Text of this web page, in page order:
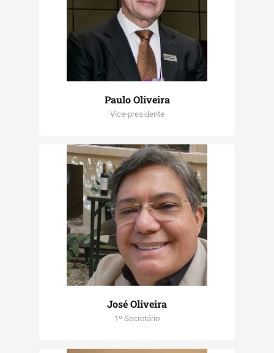
Paulo Oliveira
Vice-presidente
José Oliveira
1º Secretário